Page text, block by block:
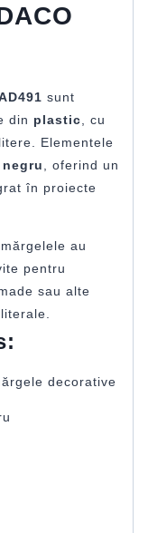
sunt
din plastic , cu
Elementele
, oferind un
în proiecte
mărgelele au
pentru
sau alte
decorative